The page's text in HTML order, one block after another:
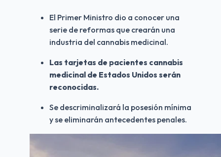
El Primer Ministro dio a conocer una
serie de reformas que crearán una
industria del cannabis medicinal.
Las tarjetas de pacientes cannabis
medicinal de Estados Unidos serán
reconocidas.
Se descriminalizará la posesión mínima
y se eliminarán antecedentes penales.